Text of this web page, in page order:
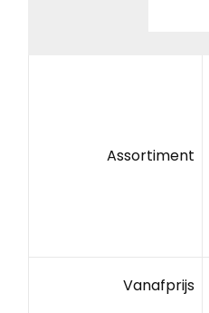
Assortiment
Vanafprijs